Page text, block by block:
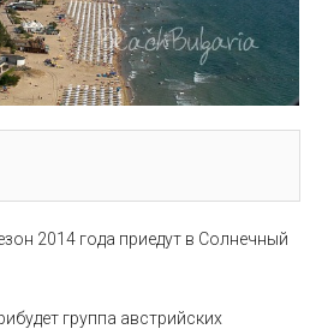
2014 года приедут в Солнечный
группа австрийских